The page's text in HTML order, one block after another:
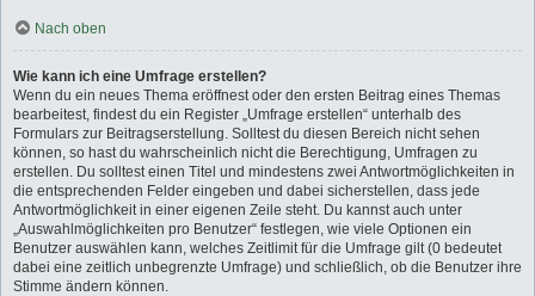
Nach oben
Wie kann ich eine Umfrage erstellen?
Wenn du ein neues Thema eröffnest oder den ersten Beitrag eines Themas
bearbeitest, findest du ein Register „Umfrage erstellen“ unterhalb des
Formulars zur Beitragserstellung. Solltest du diesen Bereich nicht sehen
können, so hast du wahrscheinlich nicht die Berechtigung, Umfragen zu
erstellen. Du solltest einen Titel und mindestens zwei Antwortmöglichkeiten in
die entsprechenden Felder eingeben und dabei sicherstellen, dass jede
Antwortmöglichkeit in einer eigenen Zeile steht. Du kannst auch unter
„Auswahlmöglichkeiten pro Benutzer“ festlegen, wie viele Optionen ein
Benutzer auswählen kann, welches Zeitlimit für die Umfrage gilt (0 bedeutet
dabei eine zeitlich unbegrenzte Umfrage) und schließlich, ob die Benutzer ihre
Stimme ändern können.